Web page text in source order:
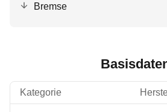
Bremse
Kategorie